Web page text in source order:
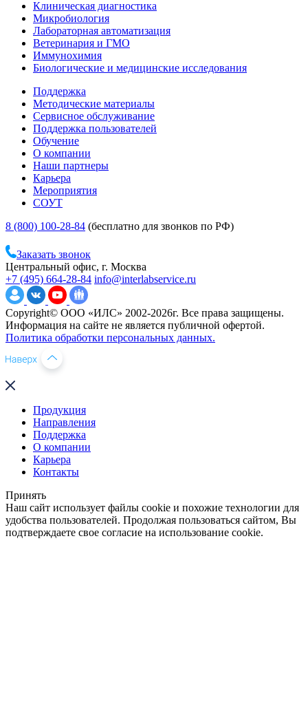
Клиническая диагностика
Микробиология
Лабораторная автоматизация
Ветеринария и ГМО
Иммунохимия
Биологические и медицинские исследования
Поддержка
Методические материалы
Сервисное обслуживание
Поддержка пользователей
Обучение
О компании
Наши партнеры
Карьера
Мероприятия
СОУТ
8 (800) 100-28-84 (бесплатно для звонков по РФ)
Заказать звонок
Центральный офис, г. Москва
+7 (495) 664-28-84 info@interlabservice.ru
Copyright© ООО «ИЛС» 2002-2026г. Все права защищены.
Информация на сайте не является публичной офертой.
Политика обработки персональных данных.
Продукция
Направления
Поддержка
О компании
Карьера
Контакты
Принять
Наш сайт использует файлы cookie и похожие технологии для
удобства пользователей. Продолжая пользоваться сайтом, Вы
подтверждаете свое согласие на использование cookie.